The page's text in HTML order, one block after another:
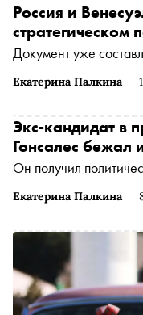
Екатерина Палкина
Россия и
стратегическом
Документ уже
Екатерина Палкина
Экс-кандидат в
Гонсалес бежал
Он получил